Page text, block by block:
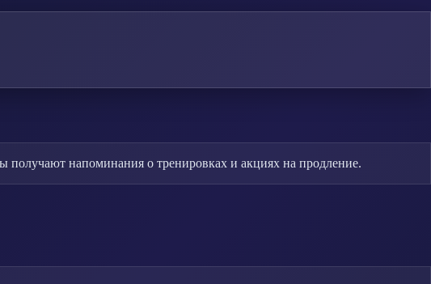
получают напоминания о тренировках и акциях на продление.